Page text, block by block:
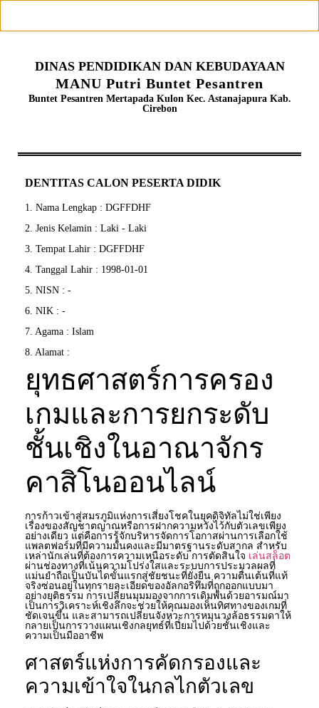
DINAS PENDIDIKAN DAN KEBUDAYAAN
MANU Putri Buntet Pesantren
Buntet Pesantren Mertapada Kulon Kec. Astanajapura Kab.
Cirebon
DENTITAS CALON PESERTA DIDIK
1. Nama Lengkap : DGFFDHF
2. Jenis Kelamin : Laki - Laki
3. Tempat Lahir : DGFFDHF
4. Tanggal Lahir : 1998-01-01
5. NISN : -
6. NIK : -
7. Agama : Islam
8. Alamat :
ยุทธศาสตร์การครอง
เกมและการยกระดับ
ชั้นเชิงในอาณาจักร
คาสิโนออนไลน์
การก้าวเข้าสู่สมรภูมิแห่งการเสี่ยงโชคในยุคดิจิทัลไม่ใช่เพียง
เรื่องของสัญชาตญาณหรือการฝากความหวังไว้กับตัวเลขเพียง
อย่างเดียว แต่คือการรู้จักบริหารจัดการโอกาสผ่านการเลือกใช้
แพลตฟอร์มที่มีความมั่นคงและมีมาตรฐานระดับสากล สำหรับ
เหล่านักเล่นที่ต้องการความเหนือระดับ การตัดสินใจ เล่นสล็อต
ผ่านช่องทางที่เน้นความโปร่งใสและระบบการประมวลผลที่
แม่นยำถือเป็นบันไดขั้นแรกสู่ชัยชนะที่ยั่งยืน ความตื่นเต้นที่แท้
จริงซ่อนอยู่ในทุกรายละเอียดของอัลกอริทึมที่ถูกออกแบบมา
อย่างยุติธรรม การเปลี่ยนมุมมองจากการเดิมพันด้วยอารมณ์มา
เป็นการวิเคราะห์เชิงลึกจะช่วยให้คุณมองเห็นทิศทางของเกมที่
ชัดเจนขึ้น และสามารถเปลี่ยนจังหวะการหมุนวงล้อธรรมดาให้
กลายเป็นการวางแผนเชิงกลยุทธ์ที่เปี่ยมไปด้วยชั้นเชิงและ
ความเป็นมืออาชีพ
ศาสตร์แห่งการคัดกรองและ
ความเข้าใจในกลไกตัวเลข